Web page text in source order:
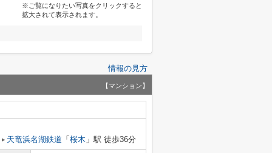
※ご覧になりたい写真をクリックすると
拡大されて表示されます。
情報の見方
【マンション】
天竜浜名湖鉄道 「 桜木 」駅 徒歩36分